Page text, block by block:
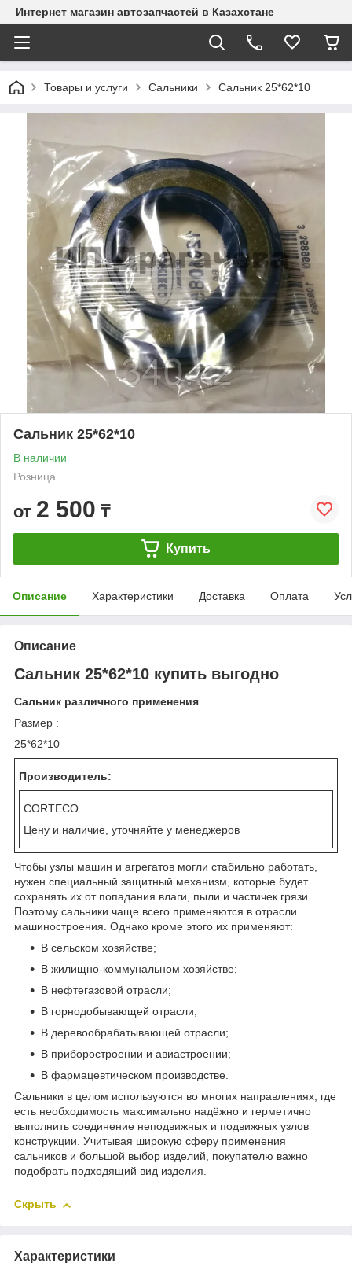
Интернет магазин автозапчастей в Казахстане
Товары и услуги Сальники Сальник 25*62*10
Сальник 25*62*10
В наличии
Розница
от 2 500 ₸
Купить
Описание Характеристики Доставка Оплата
Описание
Сальник 25*62*10 купить выгодно
Сальник различного применения
Размер :
25*62*10
Производитель:
CORTECO
Цену и наличие, уточняйте у менеджеров
Чтобы узлы машин и агрегатов могли стабильно работать,
нужен специальный защитный механизм, которые будет
сохранять их от попадания влаги, пыли и частичек грязи.
Поэтому сальники чаще всего применяются в отрасли
машиностроения. Однако кроме этого их применяют:
В сельском хозяйстве;
В жилищно-коммунальном хозяйстве;
В нефтегазовой отрасли;
В горнодобывающей отрасли;
В деревообрабатывающей отрасли;
В приборостроении и авиастроении;
В фармацевтическом производстве.
Сальники в целом используются во многих направлениях, где
есть необходимость максимально надёжно и герметично
выполнить соединение неподвижных и подвижных узлов
конструкции. Учитывая широкую сферу применения
сальников и большой выбор изделий, покупателю важно
подобрать подходящий вид изделия.
Скрыть
Характеристики